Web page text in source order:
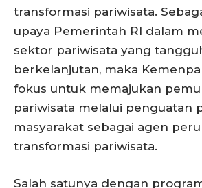
transformasi pariwisata.
upaya Pemerintah RI dalam
sektor pariwisata yang
berkelanjutan, maka
fokus untuk memajukan
pariwisata melalui penguatan
masyarakat sebagai agen
transformasi pariwisata.
Salah satunya dengan